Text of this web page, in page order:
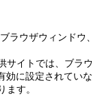
ラウザウィンドウ、
サイトでは、ブラウ
効に設定されていな
ます。